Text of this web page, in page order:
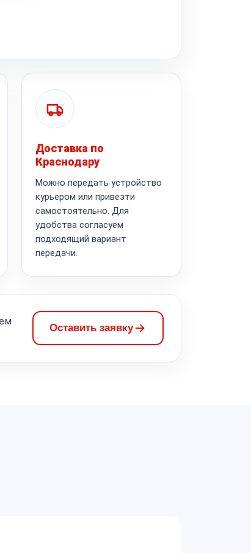
Доставка по
Краснодару
Можно передать устройство
курьером или привезти
самостоятельно. Для
удобства согласуем
подходящий вариант
передачи.
Оставить заявку